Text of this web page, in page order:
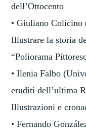
dell’Ottocento
• Giuliano Colicino
Illustrare la storia
“Poliorama
• Ilenia Falbo
eruditi dell’ultima
Illustrazioni e
• Fernando